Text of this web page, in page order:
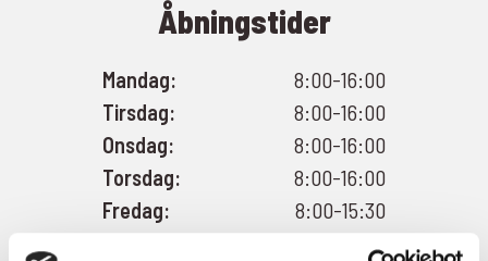
Åbningstider
Mandag:
8:00-16:00
Tirsdag:
8:00-16:00
Onsdag:
8:00-16:00
Torsdag:
8:00-16:00
Fredag:
8:00-15:30
Aftal med salgsafd.